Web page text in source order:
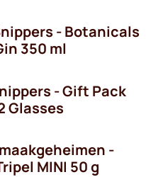
- Botanicals
350 ml
- Gift Pack
Glasses
-
MINI 50 g